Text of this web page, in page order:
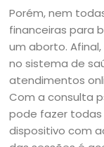
Porém, nem
financeiras para
um aborto.
no sistema de
atendimentos
Com a consulta
pode fazer
dispositivo com